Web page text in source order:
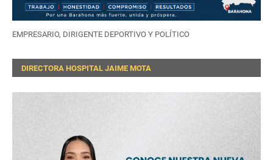
EMPRESARIO, DIRIGENTE DEPORTIVO Y POLÍTICO
DIRECTORA HOSPITAL JAIME MOTA